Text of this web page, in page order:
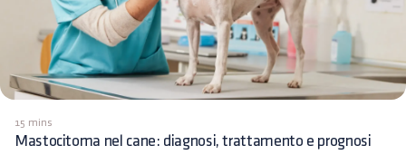
15 mins
Mastocitoma nel cane: diagnosi, trattamento e prognosi